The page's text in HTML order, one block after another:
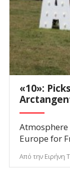
«10»:
Europe for
Από την Ειρήνη